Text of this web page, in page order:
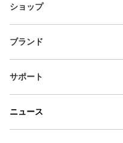
ショップ
ブランド
サポート
ニュース